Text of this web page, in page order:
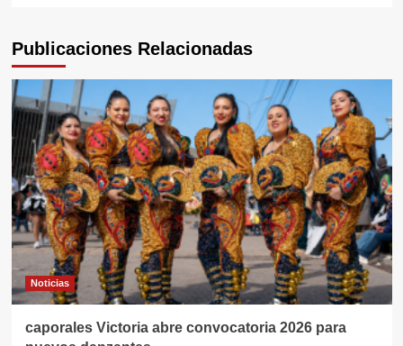
Publicaciones Relacionadas
Noticias
caporales Victoria abre convocatoria 2026 para